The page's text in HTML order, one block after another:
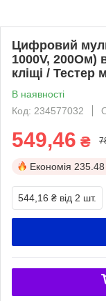
Цифровий
1000V, 200Ом)
кліщі / Тестер
В наявності
Код: 234577032
549,46 ₴
Економія
544,16 ₴ від 2 шт.